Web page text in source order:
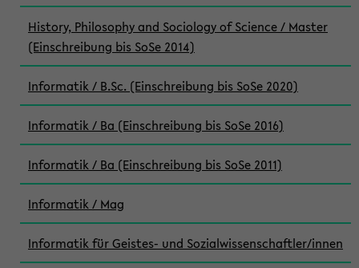
History, Philosophy and Sociology of Science / Master
(Einschreibung bis SoSe 2014)
Informatik / B.Sc. (Einschreibung bis SoSe 2020)
Informatik / Ba (Einschreibung bis SoSe 2016)
Informatik / Ba (Einschreibung bis SoSe 2011)
Informatik / Mag
Informatik für Geistes- und Sozialwissenschaftler/innen